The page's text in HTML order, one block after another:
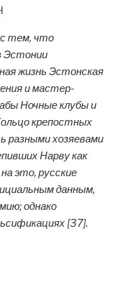
с тем, что
Эстонии
жизнь Эстонская
и мастер-
Ночные клубы и
крепостных
разными хозяевами
Нарву как
это, русские
данным,
однако
[37].